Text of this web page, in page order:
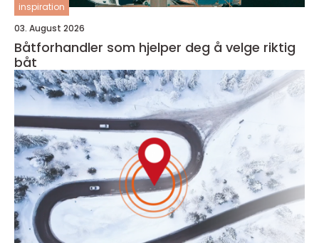
inspiration
03. August 2026
Båtforhandler som hjelper deg å velge riktig
båt